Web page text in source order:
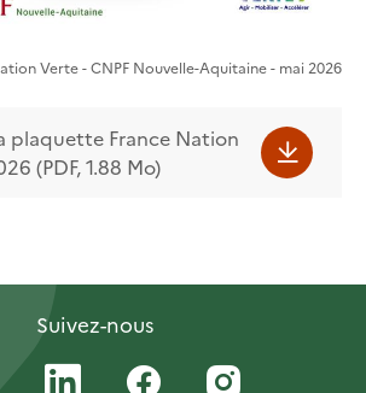
Verte - CNPF Nouvelle-Aquitaine - mai 2026
plaquette France Nation
(PDF, 1.88 Mo)
Suivez-nous